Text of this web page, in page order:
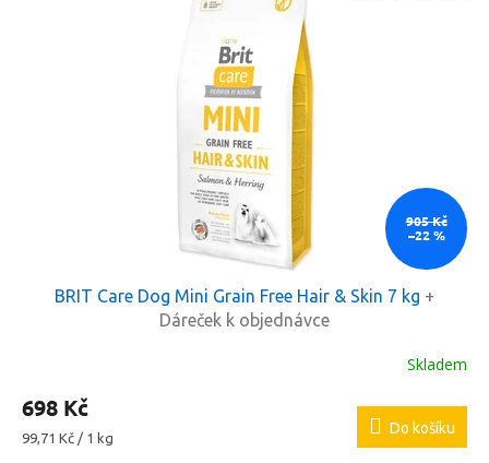
905 Kč
–22 %
BRIT Care Dog Mini Grain Free Hair & Skin 7 kg +
Dáreček k objednávce
Skladem
698 Kč
Měrná
99,71 Kč / 1 kg
Do košíku